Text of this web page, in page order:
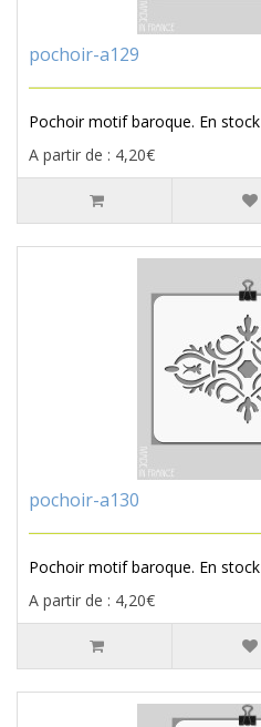
pochoir-a129
Pochoir motif baroque. En
A partir de : 4,20€
pochoir-a130
Pochoir motif baroque. En
A partir de : 4,20€